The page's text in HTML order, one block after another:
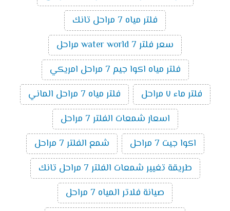
فلتر مياه 7 مراحل تانك
سعر فلتر water world 7 مراحل
فلتر مياه اكوا جيم 7 مراحل امريكي
فلتر ماء ٧ مراحل
فلتر مياه 7 مراحل الماني
اسعار شمعات الفلتر 7 مراحل
اكوا جيت 7 مراحل
شمع الفلتر 7 مراحل
طريقة تغيير شمعات الفلتر 7 مراحل تانك
صيانة فلاتر المياه 7 مراحل